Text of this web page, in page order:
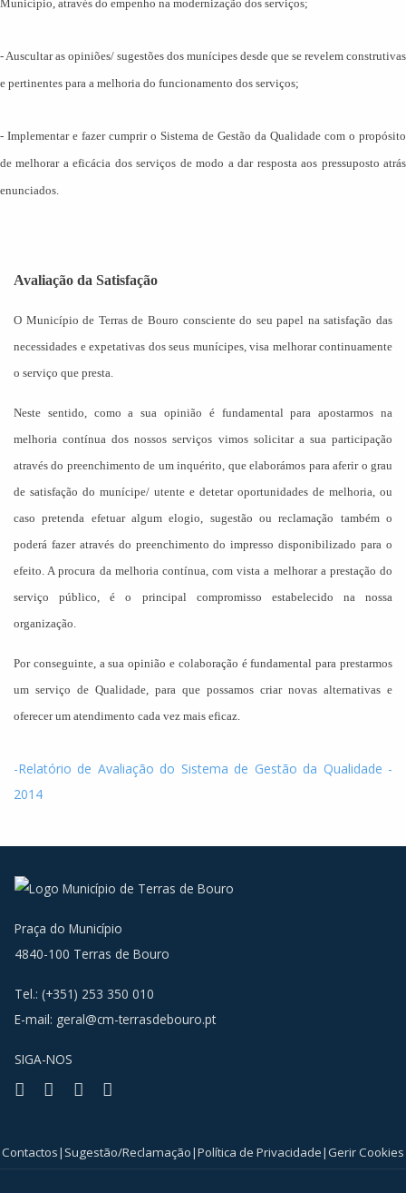
Município, através do empenho na modernização dos serviços;
-Auscultar as opiniões/ sugestões dos munícipes desde que se revelem construtivas
e pertinentes para a melhoria do funcionamento dos serviços;
- Implementar e fazer cumprir o Sistema de Gestão da Qualidade com o propósito
de melhorar a eficácia dos serviços de modo a dar resposta aos pressuposto atrás
enunciados.
Avaliação da Satisfação
O Município de Terras de Bouro consciente do seu papel na satisfação das
necessidades e expetativas dos seus munícipes, visa melhorar continuamente
o serviço que presta.
Neste sentido, como a sua opinião é fundamental para apostarmos na
melhoria contínua dos nossos serviços vimos solicitar a sua participação
através do preenchimento de um inquérito, que elaborámos para aferir o grau
de satisfação do munícipe/ utente e detetar oportunidades de melhoria, ou
caso pretenda efetuar algum elogio, sugestão ou reclamação também o
poderá fazer através do preenchimento do impresso disponibilizado para o
efeito. A procura da melhoria contínua, com vista a melhorar a prestação do
serviço público, é o principal compromisso estabelecido na nossa
organização.
Por conseguinte, a sua opinião e colaboração é fundamental para prestarmos
um serviço de Qualidade, para que possamos criar novas alternativas e
oferecer um atendimento cada vez mais eficaz.
-Relatório de Avaliação do Sistema de Gestão da Qualidade -
2014
Praça do Município
4840-100 Terras de Bouro
Tel.: (+351) 253 350 010
E-mail: geral@cm-terrasdebouro.pt
SIGA-NOS
Facebook
Youtube
Instagram
Contactos| Sugestão/Reclamação|Política de Privacidade|Gerir Cookies